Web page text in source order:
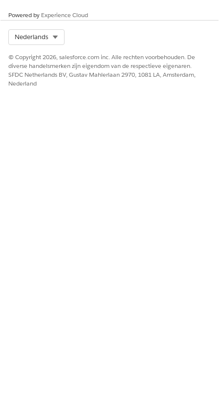
Laat ons weten wat we kunnen doen om te verbeteren!
Nee
Powered by Experience Cloud
Nederlands
© Copyright 2026, salesforce.com inc. Alle rechten voorbehouden. De
diverse handelsmerken zijn eigendom van de respectieve eigenaren.
SFDC Netherlands BV, Gustav Mahlerlaan 2970, 1081 LA, Amsterdam,
Nederland